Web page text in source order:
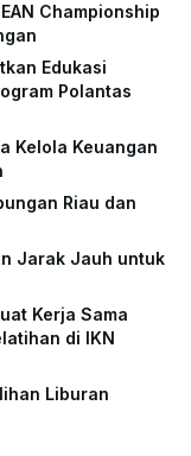
Championship
Edukasi
Polantas
Kelola Keuangan
Riau dan
Jarak Jauh untuk
Kerja Sama
di IKN
Liburan